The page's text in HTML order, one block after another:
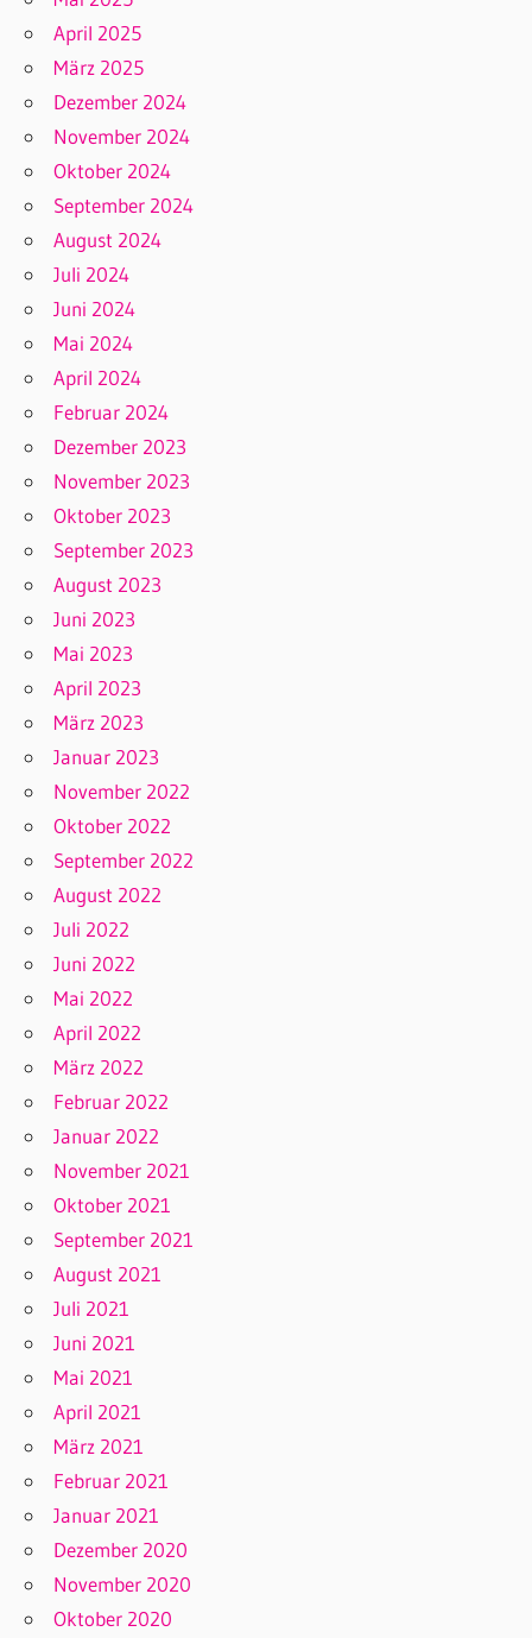
April 2025
März 2025
Dezember 2024
November 2024
Oktober 2024
September 2024
August 2024
Juli 2024
Juni 2024
Mai 2024
April 2024
Februar 2024
Dezember 2023
November 2023
Oktober 2023
September 2023
August 2023
Juni 2023
Mai 2023
April 2023
März 2023
Januar 2023
November 2022
Oktober 2022
September 2022
August 2022
Juli 2022
Juni 2022
Mai 2022
April 2022
März 2022
Februar 2022
Januar 2022
November 2021
Oktober 2021
September 2021
August 2021
Juli 2021
Juni 2021
Mai 2021
April 2021
März 2021
Februar 2021
Januar 2021
Dezember 2020
November 2020
Oktober 2020